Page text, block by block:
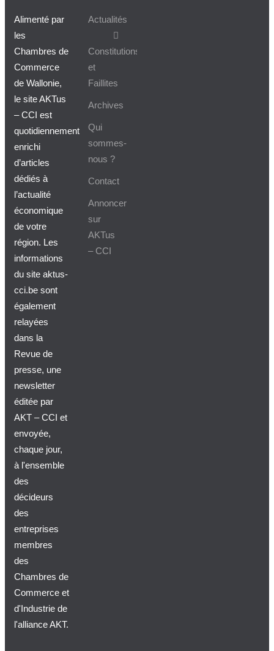
Alimenté par
les
Chambres de
Commerce
de Wallonie,
le site AKTus
– CCI est
quotidiennement
enrichi
d’articles
dédiés à
l’actualité
économique
de votre
région. Les
informations
du site aktus-
cci.be sont
également
relayées
dans la
Revue de
presse, une
newsletter
éditée par
AKT – CCI et
envoyée,
chaque jour,
à l'ensemble
des
décideurs
des
entreprises
membres
des
Chambres de
Commerce et
d'Industrie de
l'alliance AKT.
Actualités
Constitutions
et
Faillites
Archives
Qui
sommes-
nous ?
Contact
Annoncer
sur
AKTus
– CCI